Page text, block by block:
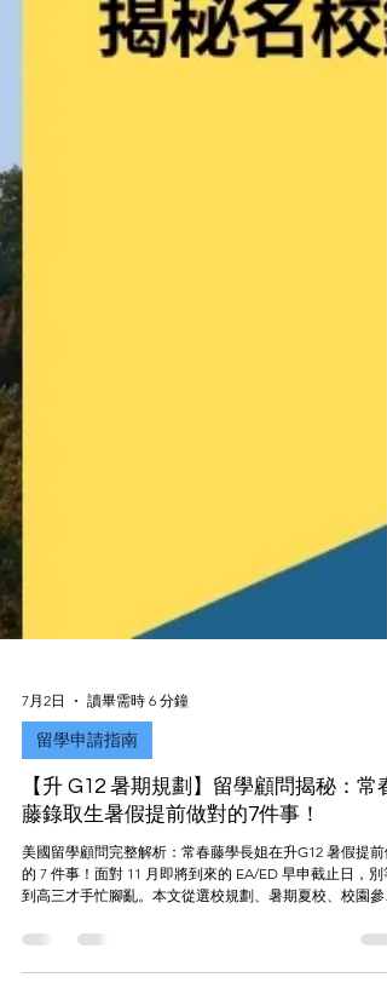
7月2日 讀畢需時 6 分鐘
留學申請指南
【升 G12 暑期規劃】留學顧問揭秘：常春
藤錄取生暑假提前做對的7件事！
美國留學顧問完整解析：常春藤學長姐在升G12 暑假提前
到高三才手忙腳亂。本文從選校規劃、暑期夏校、校園參
前部署，這個暑假就是你逆襲頂尖名校、贏在起跑點的致